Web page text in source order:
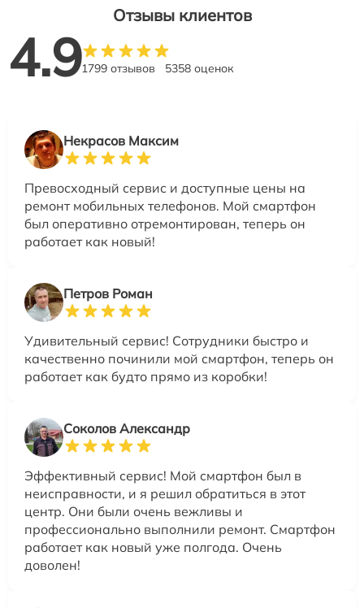
Отзывы клиентов
4.91799 отзывов 5358 оценок
Некрасов Максим
Превосходный сервис и доступные цены на
ремонт мобильных телефонов. Мой смартфон
был оперативно отремонтирован, теперь он
работает как новый!
Петров Роман
Удивительный сервис! Сотрудники быстро и
качественно починили мой смартфон, теперь он
работает как будто прямо из коробки!
Соколов Александр
Эффективный сервис! Мой смартфон был в
неисправности, и я решил обратиться в этот
центр. Они были очень вежливы и
профессионально выполнили ремонт. Смартфон
работает как новый уже полгода. Очень
доволен!